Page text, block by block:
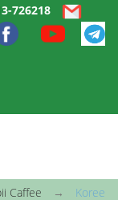
726218
Caffee →
Koree